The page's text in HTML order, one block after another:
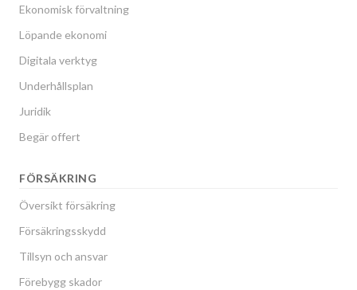
Ekonomisk förvaltning
Löpande ekonomi
Digitala verktyg
Underhållsplan
Juridik
Begär offert
FÖRSÄKRING
Översikt försäkring
Försäkringsskydd
Tillsyn och ansvar
Förebygg skador